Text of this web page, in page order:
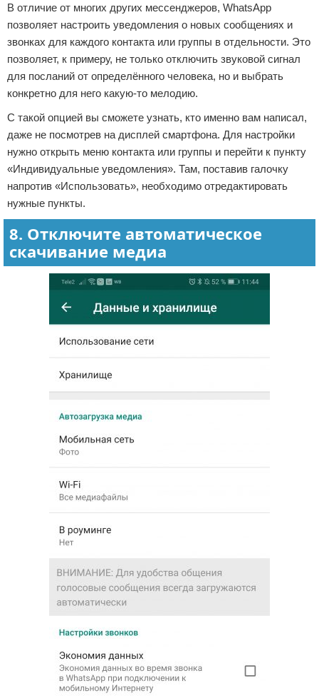
В отличие от многих других мессенджеров, WhatsApp
позволяет настроить уведомления о новых сообщениях и
звонках для каждого контакта или группы в отдельности. Это
позволяет, к примеру, не только отключить звуковой сигнал
для посланий от определённого человека, но и выбрать
конкретно для него какую-то мелодию.
С такой опцией вы сможете узнать, кто именно вам написал,
даже не посмотрев на дисплей смартфона. Для настройки
нужно открыть меню контакта или группы и перейти к пункту
«Индивидуальные уведомления». Там, поставив галочку
напротив «Использовать», необходимо отредактировать
нужные пункты.
8. Отключите автоматическое
скачивание медиа